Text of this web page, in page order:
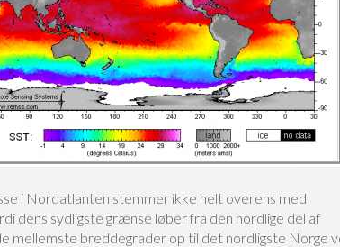
i Nordatlanten stemmer ikke helt overens med
dens sydligste grænse løber fra den nordlige del af
mellemste breddegrader op til det nordligste Norge